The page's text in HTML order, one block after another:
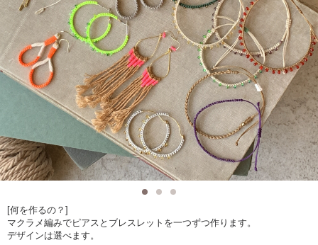
[何を作るの？]
マクラメ編みでピアスとブレスレットを一つずつ作ります。
デザインは選べます。